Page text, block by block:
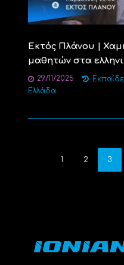
Εκτός Πλάνου |
μαθητών στα
29/11/2025
Ελλάδα
1 2 3